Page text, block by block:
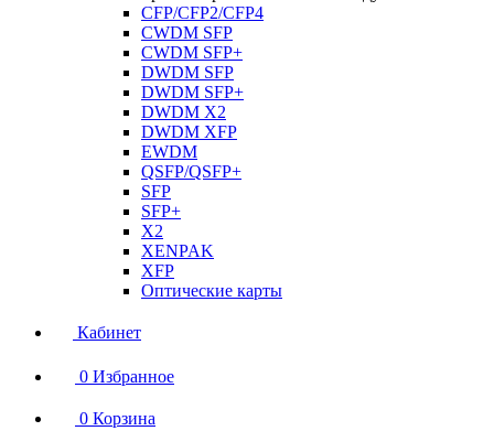
CFP/CFP2/CFP4
CWDM SFP
CWDM SFP+
DWDM SFP
DWDM SFP+
DWDM X2
DWDM XFP
EWDM
QSFP/QSFP+
SFP
SFP+
X2
XENPAK
XFP
Оптические карты
Кабинет
0 Избранное
0 Корзина